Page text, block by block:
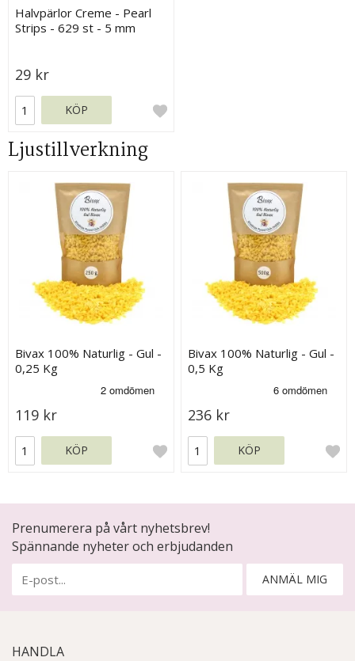
Halvpärlor Creme - Pearl
Strips - 629 st - 5 mm
29 kr
KÖP
Ljustillverkning
Bivax 100% Naturlig - Gul -
0,25 Kg
119 kr
KÖP
Bivax 100% Naturlig - Gul -
0,5 Kg
236 kr
KÖP
Prenumerera på vårt nyhetsbrev!
Spännande nyheter och erbjudanden
ANMÄL MIG
HANDLA